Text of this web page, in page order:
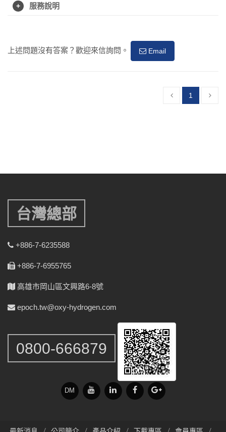
服務說明
上述問題沒有答案？歡迎來信詢問。 Email
1
台灣總部
+886-7-6235588
+886-7-6955765
高雄市岡山區文興路6-8號
epoch.tw@oxy-hydrogen.com
0800-666879
DM